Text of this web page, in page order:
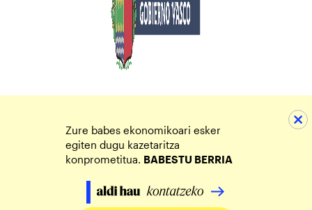
Zure babes ekonomikoari esker
egiten dugu kazetaritza
konprometitua. BABESTU BERRIA